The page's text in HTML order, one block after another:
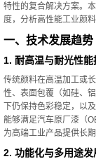
特性的复合解决方案。
度，分析高性能工业颜
一、技术发展趋势
1. 耐高温与耐光性能
传统颜料在高温加工或
性、表面包覆（如硅、
下仍保持色彩稳定，以
能够满足汽车原厂漆（
为高端工业产品提供长
2. 功能化与多用途发